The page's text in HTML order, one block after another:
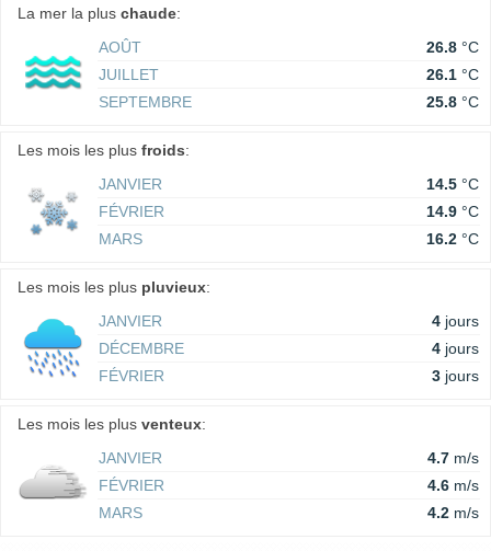
La mer la plus chaude:
AOÛT
26.8 °C
JUILLET
26.1 °C
SEPTEMBRE
25.8 °C
Les mois les plus froids:
JANVIER
14.5 °C
FÉVRIER
14.9 °C
MARS
16.2 °C
Les mois les plus pluvieux:
JANVIER
4 jours
DÉCEMBRE
4 jours
FÉVRIER
3 jours
Les mois les plus venteux:
JANVIER
4.7 m/s
FÉVRIER
4.6 m/s
MARS
4.2 m/s